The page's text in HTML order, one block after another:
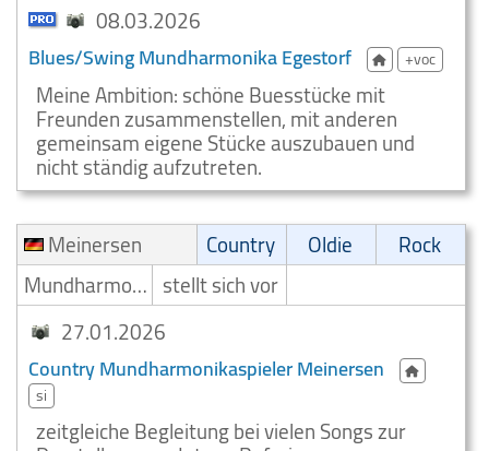
08.03.2026
Blues/Swing Mundharmonika Egestorf +voc
Meine Ambition: schöne Buesstücke mit
Freunden zusammenstellen, mit anderen
gemeinsam eigene Stücke auszubauen und
nicht ständig aufzutreten.
Meinersen
Country Oldie
Rock
Mundharmonikaspieler stellt sich vor
27.01.2026
Country Mundharmonikaspieler Meinersen
si
zeitgleiche Begleitung bei vielen Songs zur